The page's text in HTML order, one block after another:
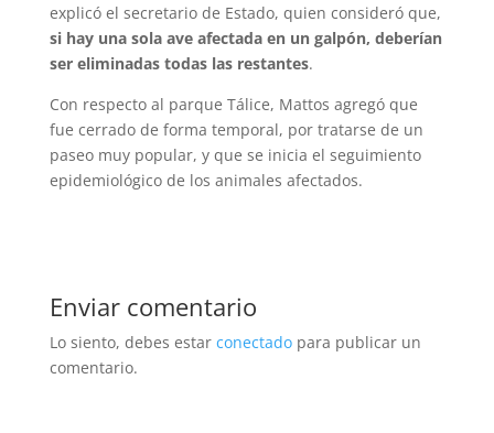
explicó el secretario de Estado, quien consideró que,
si hay una sola ave afectada en un galpón, deberían
ser eliminadas todas las restantes.
Con respecto al parque Tálice, Mattos agregó que
fue cerrado de forma temporal, por tratarse de un
paseo muy popular, y que se inicia el seguimiento
epidemiológico de los animales afectados.
Enviar comentario
Lo siento, debes estar conectadopara publicar un
comentario.